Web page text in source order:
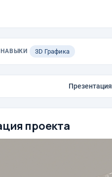
3D Графика
Презентация
проекта